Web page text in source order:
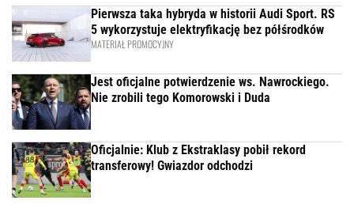
Pierwsza taka hybryda w historii Audi Sport. RS
5 wykorzystuje elektryfikację bez półśrodków
MATERIAŁ PROMOCYJNY
Jest oficjalne potwierdzenie ws. Nawrockiego.
Nie zrobili tego Komorowski i Duda
Oficjalnie: Klub z Ekstraklasy pobił rekord
transferowy! Gwiazdor odchodzi